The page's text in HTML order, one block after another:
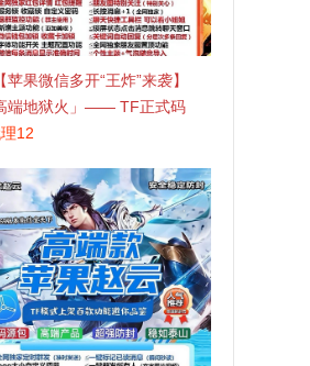
苹果微信多开“王炸”来袭】
端地狱火」—— TF正式码
神8073包，7天退换，安全
12